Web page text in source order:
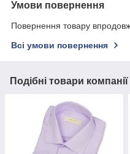
Умови повернення
Повернення товару
Всі умови повернення
Подібні товари компанії